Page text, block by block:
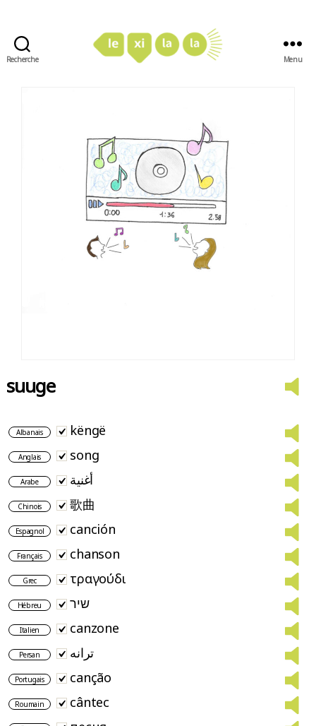
Recherche Menu
suuge
Albanais këngë
Anglais song
Arabe أغنية
Chinois 歌曲
Espagnol canción
Français chanson
Grec τραγούδι
Hébreu שיר
Italien canzone
Persan ترانه
Portugais canção
Roumain cântec